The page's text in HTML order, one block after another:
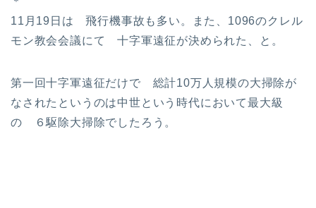
11月19日は 飛行機事故も多い。また、1096のクレル
モン教会会議にて 十字軍遠征が決められた、と。
第一回十字軍遠征だけで 総計10万人規模の大掃除が
なされたというのは中世という時代において最大級
の ６駆除大掃除でしたろう。